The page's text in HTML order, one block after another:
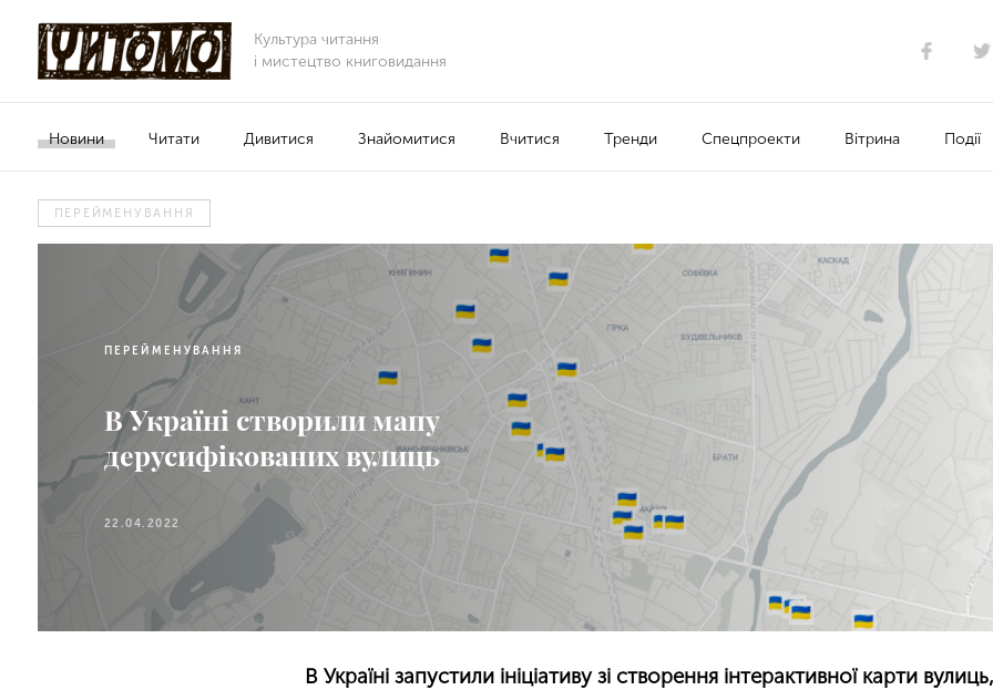
Культура читання
і мистецтво книговидання
Новини Читати Дивитися Знайомитися Вчитися Тренди Спецпроекти Вітрина Події
ПЕРЕЙМЕНУВАННЯ
ПЕРЕЙМЕНУВАННЯ
В Україні створили мапу
дерусифікованих вулиць
22.04.2022
В Україні запустили ініціативу зі створення інтерактивної карти